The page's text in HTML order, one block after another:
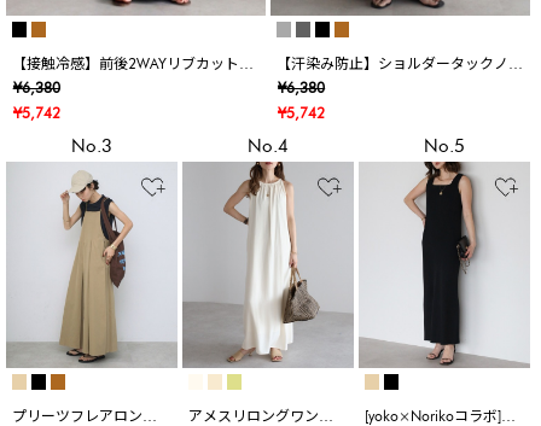
【接触冷感】前後2WAYリブカットワ
ンピース
¥6,380
¥5,742
【汗染み防止】ショルダータックノー
スリワンピース
¥6,380
¥5,742
No.3
プリーツフレアロング
No.4
アメスリロングワンピ
No.5
[yoko×Norikoコラボ]パ